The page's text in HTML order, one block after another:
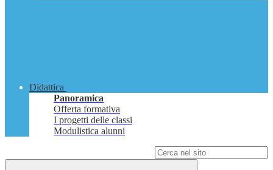
Didattica
Panoramica
Offerta formativa
I progetti delle classi
Modulistica alunni